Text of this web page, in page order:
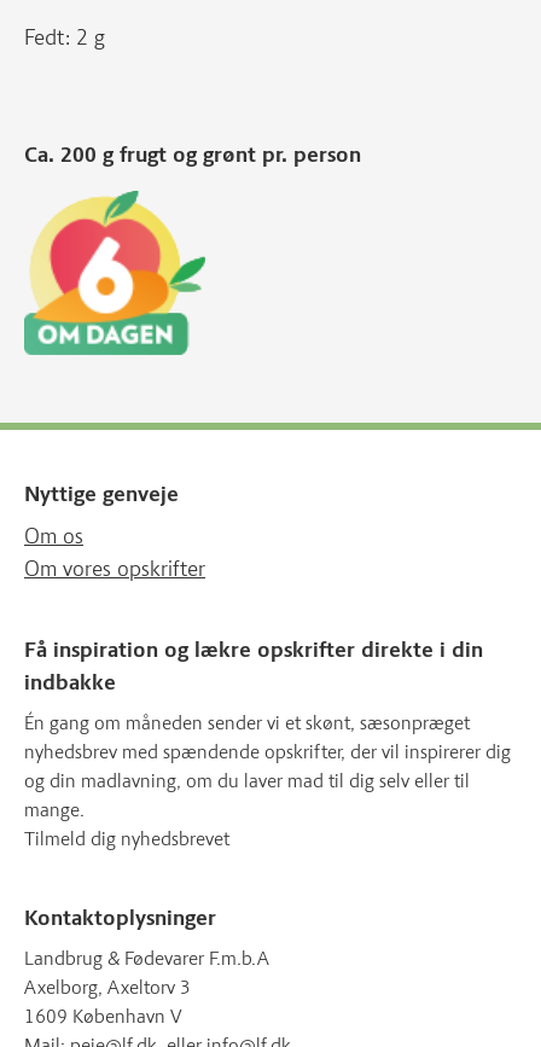
Fedt: 2 g
Ca. 200 g frugt og grønt pr. person
Nyttige genveje
Om os
Om vores opskrifter
Få inspiration og lækre opskrifter direkte i din
indbakke
Én gang om måneden sender vi et skønt, sæsonpræget
nyhedsbrev med spændende opskrifter, der vil inspirerer dig
og din madlavning, om du laver mad til dig selv eller til
mange.
Tilmeld dig nyhedsbrevet
Kontaktoplysninger
Landbrug & Fødevarer F.m.b.A
Axelborg, Axeltorv 3
1609 København V